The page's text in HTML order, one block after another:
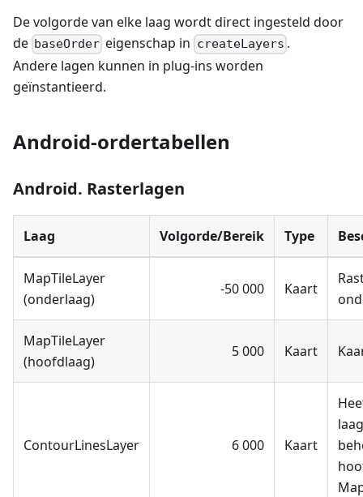
De volgorde van elke laag wordt direct ingesteld door
de baseOrder eigenschap in createLayers .
Andere lagen kunnen in plug-ins worden
geïnstantieerd.
Android-ordertabellen
Android. Rasterlagen
Laag Volgorde/Bereik Type
MapTileLayer
(onderlaag)
-50 000 Kaart
MapTileLayer
(hoofdlaag)
5 000 Kaart
ContourLinesLayer 6 000 Kaart